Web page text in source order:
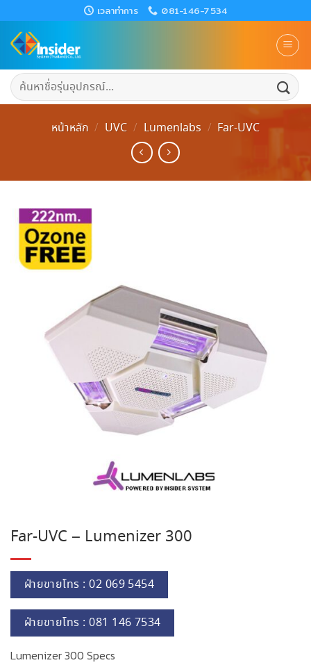
to
content
เวลาทำการ 081-146-7534
ค้นหา:
หน้าหลัก / UVC / Lumenlabs / Far-UVC
Far-UVC – Lumenizer 300
ฝ่ายขายโทร : 02 069 5454
ฝ่ายขายโทร : 081 146 7534
Lumenizer 300 Specs